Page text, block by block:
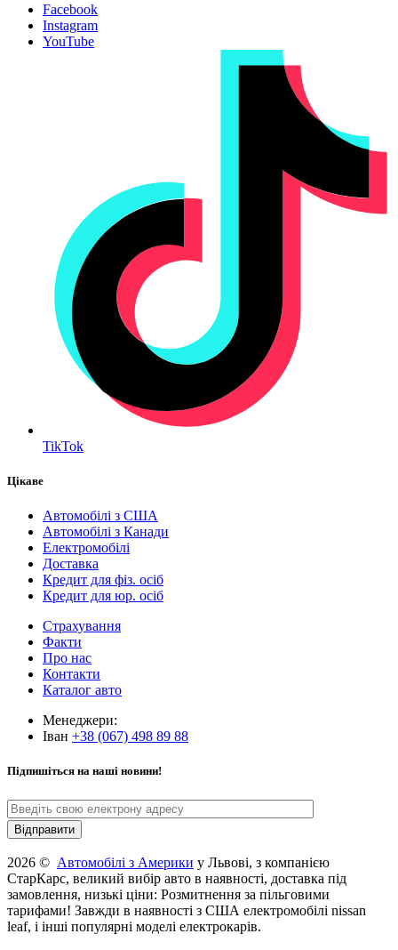
Facebook
Instagram
YouTube
TikTok
Цікаве
Автомобілі з США
Автомобілі з Канади
Електромобілі
Доставка
Кредит для фіз. осіб
Кредит для юр. осіб
Страхування
Факти
Про нас
Контакти
Каталог авто
Менеджери:
Іван +38 (067) 498 89 88
Підпишіться на наші новини!
2026 © Автомобілі з Америки у Львові, з компанією
СтарКарс, великий вибір авто в наявності, доставка під
замовлення, низькі ціни: Розмитнення за пільговими
тарифами! Завжди в наявності з США електромобілі nissan
leaf, і інші популярні моделі електрокарів.